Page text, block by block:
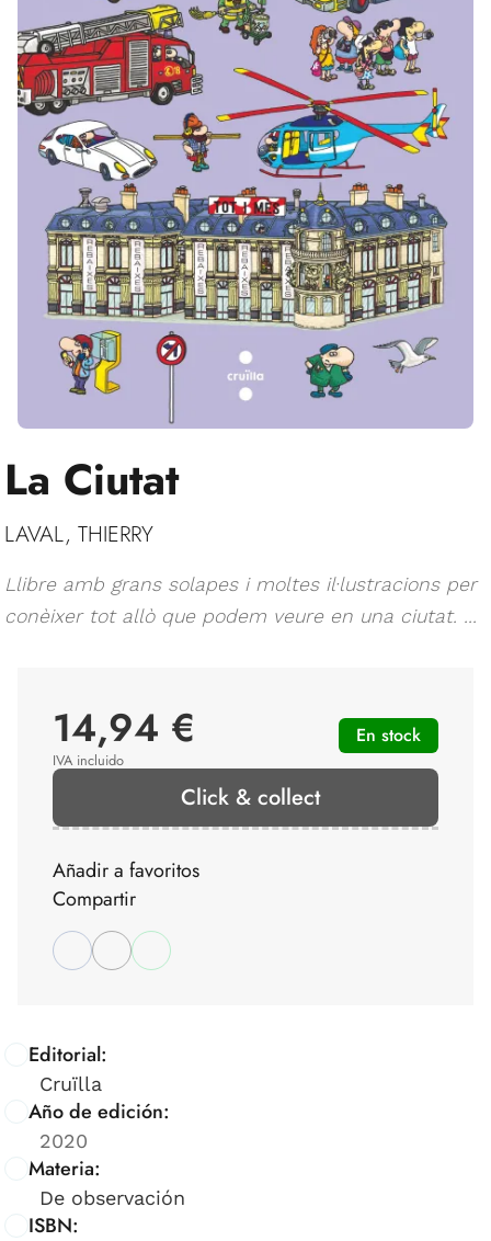
La Ciutat
LAVAL, THIERRY
Llibre amb grans solapes i moltes il·lustracions per
conèixer tot allò que podem veure en una ciutat. ...
Editorial:
Cruïlla
Año de edición:
2020
Materia:
De observación
ISBN:
14,94 €
IVA incluido
En stock
Click & collect
Añadir a favoritos
Compartir